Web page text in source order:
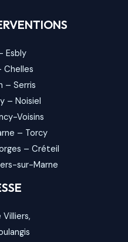
Esbly
Chelles
– Serris
– Noisiel
Voisins
– Torcy
– Créteil
sur-Marne